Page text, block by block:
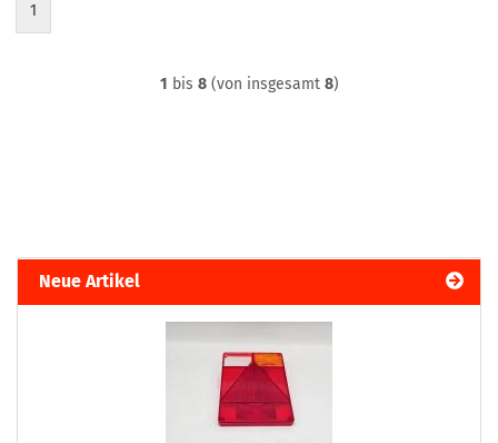
1
1 bis 8(von insgesamt 8)
Neue Artikel